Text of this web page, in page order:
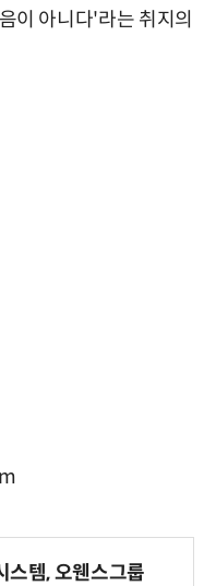
이 아니다'라는 취지의
스템, 오웬스그룹